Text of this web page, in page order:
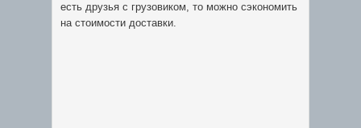
есть друзья с грузовиком, то можно сэкономить
на стоимости доставки.